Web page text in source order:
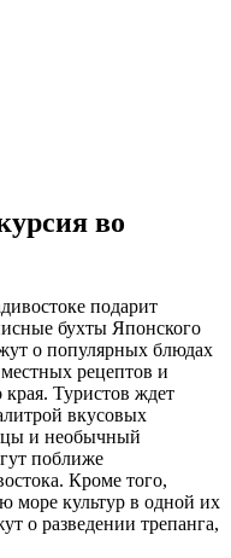
во
бухты Японского
о популярных блюдах
рецептов и
Туристов ждет
вкусовых
и необычный
поближе
Кроме того,
море культур в одной их
о разведении трепанга,